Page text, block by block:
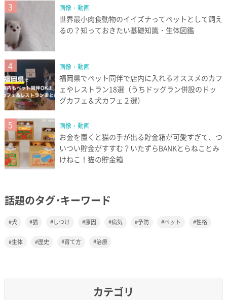
3 画像・動画
世界最小肉食動物のイイズナってペットとして飼え
るの？知っておきたい基礎知識・生体図鑑
4 画像・動画
福岡県でペット同伴で店内に入れるオススメのカフ
ェやレストラン18選（うちドッグラン併設のドッ
グカフェ＆犬カフェ２選）
5 画像・動画
お金を置くと猫の手が出る貯金箱が可愛すぎて、つ
いつい貯金がすすむ？いたずらBANKとらねことみ
けねこ！猫の貯金箱
話題のタグ･キーワード
犬 猫 しつけ 原因 病気 予防 ペット 性格
生体 歴史 育て方 治療
カテゴリ